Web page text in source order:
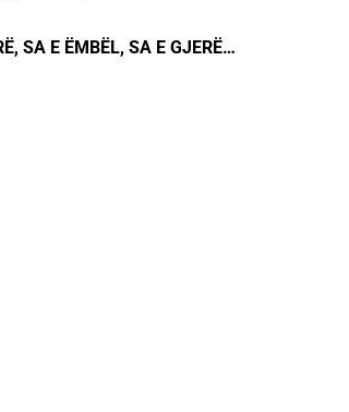
SA E ËMBËL, SA E GJERË…